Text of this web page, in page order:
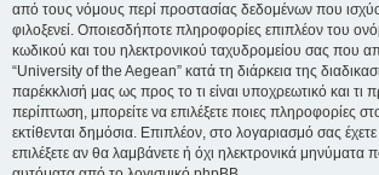
από τους νόμους περί προστασίας δεδομένων που
φιλοξενεί. Οποιεσδήποτε πληροφορίες επιπλέον του
κωδικού και του ηλεκτρονικού ταχυδρομείου σας που
“University of the Aegean” κατά τη διάρκεια της
παρέκκλισή μας ως προς το τι είναι υποχρεωτικό και τι
περίπτωση, μπορείτε να επιλέξετε ποιες πληροφορίες
εκτίθενται δημόσια. Επιπλέον, στο λογαριασμό σας
επιλέξετε αν θα λαμβάνετε ή όχι ηλεκτρονικά μηνύματα